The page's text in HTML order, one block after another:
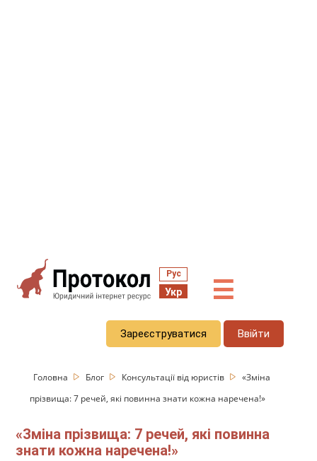
Рус
Укр ☰
Зареєструватися Ввійти
Головна Блог Консультації від юристів
«Зміна
прізвища: 7 речей, які повинна знати кожна наречена!»
«Зміна прізвища: 7 речей, які повинна
знати кожна наречена!»